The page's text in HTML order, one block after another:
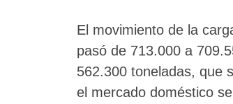
El movimiento de la
pasó de 713.000 a
562.300 toneladas, que
el mercado doméstico